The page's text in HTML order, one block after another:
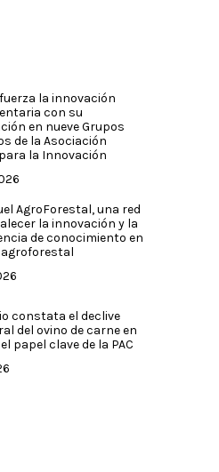
la innovación
con su
en nueve Grupos
de la Asociación
la Innovación
AgroForestal, una red
la innovación y la
de conocimiento en
constata el declive
del ovino de carne en
papel clave de la PAC